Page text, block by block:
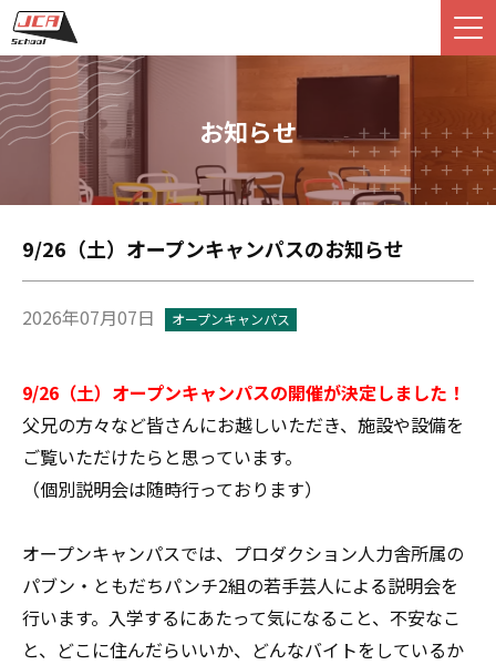
お知らせ
9/26（土）オープンキャンパスのお知らせ
2026年07月07日 オープンキャンパス
9/26（土）オープンキャンパスの開催が決定しました！
父兄の方々など皆さんにお越しいただき、施設や設備を
ご覧いただけたらと思っています。
（個別説明会は随時行っております）
オープンキャンパスでは、プロダクション人力舎所属の
パブン・ともだちパンチ2組の若手芸人による説明会を
行います。入学するにあたって気になること、不安なこ
と、どこに住んだらいいか、どんなバイトをしているか